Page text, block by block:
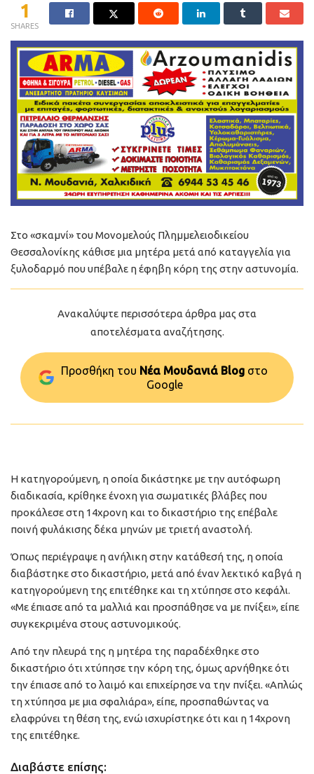
1
SHARES
Στο «σκαμνί» του Μονομελούς Πλημμελειοδικείου
Θεσσαλονίκης κάθισε μια μητέρα μετά από καταγγελία για
ξυλοδαρμό που υπέβαλε η έφηβη κόρη της στην αστυνομία.
Ανακαλύψτε περισσότερα άρθρα μας στα
αποτελέσματα αναζήτησης.
Προσθήκη του Νέα Μουδανιά Blog στo
Google
Η κατηγορούμενη, η οποία δικάστηκε με την αυτόφωρη
διαδικασία, κρίθηκε ένοχη για σωματικές βλάβες που
προκάλεσε στη 14χρονη και το δικαστήριο της επέβαλε
ποινή φυλάκισης δέκα μηνών με τριετή αναστολή.
Όπως περιέγραψε η ανήλικη στην κατάθεσή της, η οποία
διαβάστηκε στο δικαστήριο, μετά από έναν λεκτικό καβγά η
κατηγορούμενη της επιτέθηκε και τη χτύπησε στο κεφάλι.
«Με έπιασε από τα μαλλιά και προσπάθησε να με πνίξει», είπε
συγκεκριμένα στους αστυνομικούς.
Από την πλευρά της η μητέρα της παραδέχθηκε στο
δικαστήριο ότι χτύπησε την κόρη της, όμως αρνήθηκε ότι
την έπιασε από το λαιμό και επιχείρησε να την πνίξει. «Απλώς
τη χτύπησα με μια σφαλιάρα», είπε, προσπαθώντας να
ελαφρύνει τη θέση της, ενώ ισχυρίστηκε ότι και η 14χρονη
της επιτέθηκε.
Διαβάστε επίσης: